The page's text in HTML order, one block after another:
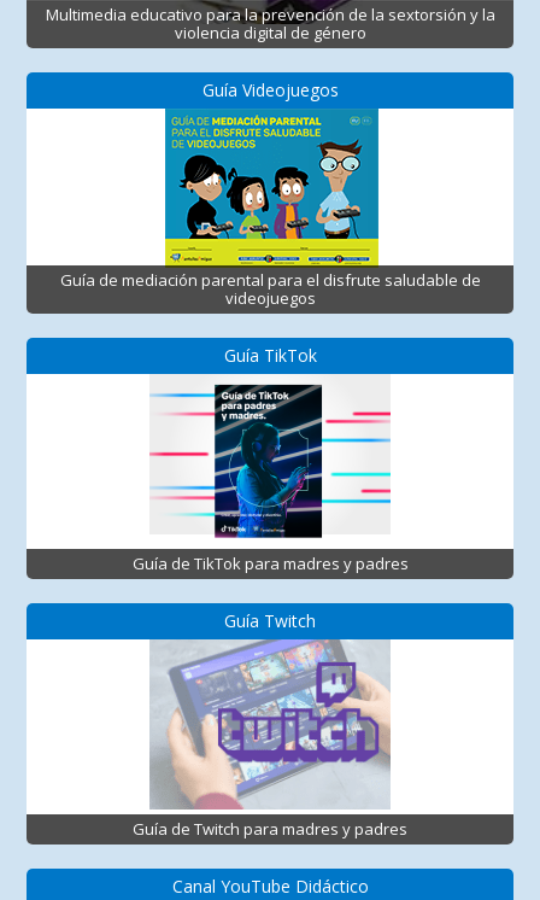
Multimedia educativo para la prevención de la sextorsión y la
violencia digital de género
Guía Videojuegos
Guía de mediación parental para el disfrute saludable de
videojuegos
Guía TikTok
Guía de TikTok para madres y padres
Guía Twitch
Guía de Twitch para madres y padres
Canal YouTube Didáctico